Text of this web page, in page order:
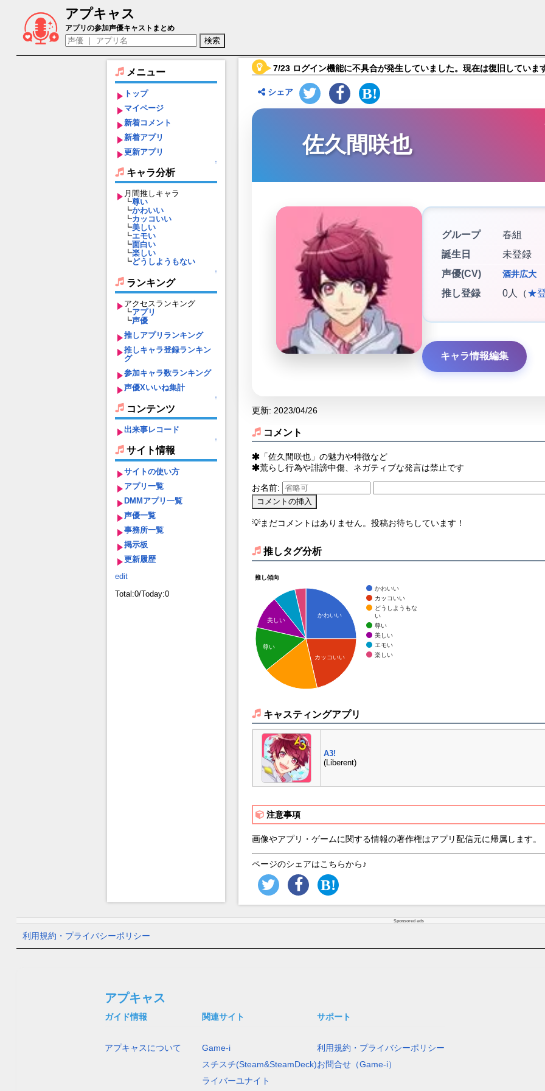
アプキャス
佐久間咲也（声優：酒井広大)【A3!】キャラ紹介
アプリの参加声優キャストまとめ
メニュー
トップ
マイページ
新着コメント
新着アプリ
更新アプリ
↑
キャラ分析
月間推しキャラ
┗尊い
┗かわいい
┗カッコいい
┗美しい
┗エモい
┗面白い
┗楽しい
┗どうしようもない
↑
ランキング
アクセスランキング
┗アプリ
┗声優
推しアプリランキング
推しキャラ登録ランキン
グ
参加キャラ数ランキング
声優Xいいね集計
↑
コンテンツ
出来事レコード
↑
サイト情報
サイトの使い方
アプリ一覧
DMMアプリ一覧
声優一覧
事務所一覧
掲示板
更新履歴
edit
Total:0/Today:0
7/23 ログイン機能に不具合が発生していました。現在は復旧していま
シェア
佐久間咲也
グループ
春組
誕生日
未登録
声優(CV)
酒井広大
推し登録 0人（★
キャラ情報編集
更新: 2023/04/26
コメント
「佐久間咲也」の魅力や特徴など
荒らし行為や誹謗中傷、ネガティブな発言は禁止です
お名前:
💡まだコメントはありません。投稿お待ちしています！
推しタグ分析
推し傾向
かわいい
カッコいい
どうしようもな
い
尊い
美しい
エモい
楽しい
かわいい
カッコいい
美しい
尊い
キャスティングアプリ
A3!
(Liberent)
注意事項
画像やアプリ・ゲームに関する情報の著作権はアプリ配信元に帰属します。
ページのシェアはこちらから♪
Sponsored ads
利用規約・プライバシーポリシー
アプキャス
ガイド情報
アプキャスについて
関連サイト
Game-i
スチスチ(Steam&SteamDeck)
ライバーユナイト
サポート
利用規約・プライバシーポリシー
お問合せ（Game-i）